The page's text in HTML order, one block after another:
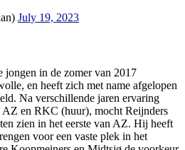
July 19, 2023
jongen in de zomer van 2017
en heeft zich met name afgelopen
Na verschillende jaren ervaring
AZ en RKC (huur), mocht Reijnders
zien in het eerste van AZ. Hij heeft
voor een vaste plek in het